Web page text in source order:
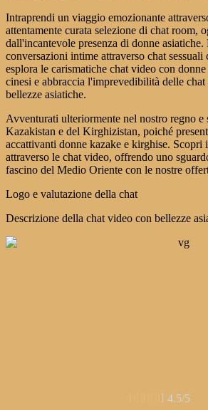
Intraprendi un viaggio emozionante
attentamente curata selezione di chat room,
dall'incantevole presenza di donne asiatiche.
conversazioni intime attraverso chat
esplora le carismatiche chat video con
cinesi e abbraccia l'imprevedibilità delle chat
bellezze asiatiche.
Avventurati ulteriormente nel nostro regno
Kazakistan e del Kirghizistan, poiché
accattivanti donne kazake e kirghise. Scopri
attraverso le chat video, offrendo uno
fascino del Medio Oriente con le nostre
Logo e valutazione della chat
Descrizione della chat video con bellezze
     4.5/5